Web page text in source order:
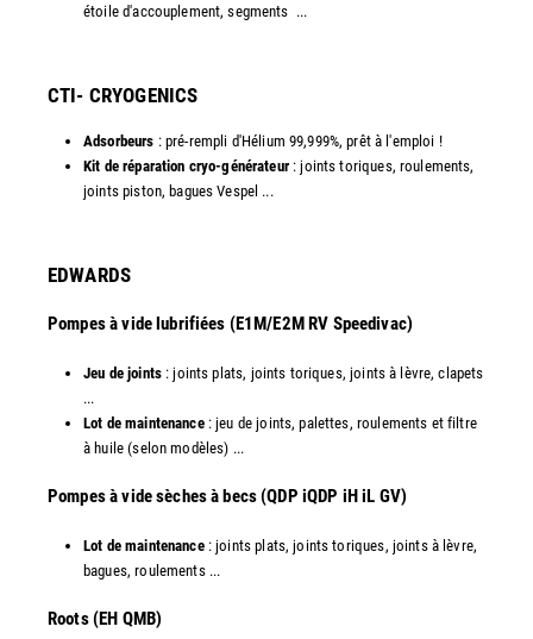
étoile d'accouplement, segments ...​
CTI- CRYOGENICS
Adsorbeurs : pré-rempli d'Hélium 99,999%, prêt à l'emploi !
Kit de réparation cryo-générateur: joints toriques, roulements,
joints piston, bagues Vespel ... ​
EDWARDS
Pompes à vide lubrifiées (E1M/E2M RV Speedivac)
Jeu de joints: joints plats, joints toriques, joints à lèvre, clapets
...
Lot de maintenance: jeu de joints, palettes, roulements et filtre
à huile (selon modèles) ...
​Pompes à vide sèches à becs (QDP iQDP iH iL GV)
Lot de maintenance: joints plats, joints toriques, joints à lèvre,
bagues, roulements ...
Roots (EH QMB)